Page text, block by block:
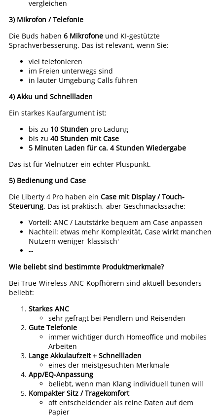
vergleichen
3) Mikrofon / Telefonie
Die Buds haben 6 Mikrofone und KI-gestützte
Sprachverbesserung. Das ist relevant, wenn Sie:
viel telefonieren
im Freien unterwegs sind
in lauter Umgebung Calls führen
4) Akku und Schnellladen
Ein starkes Kaufargument ist:
bis zu 10 Stunden pro Ladung
bis zu 40 Stunden mit Case
5 Minuten Laden für ca. 4 Stunden Wiedergabe
Das ist für Vielnutzer ein echter Pluspunkt.
5) Bedienung und Case
Die Liberty 4 Pro haben ein Case mit Display / Touch-
Steuerung. Das ist praktisch, aber Geschmackssache:
Vorteil: ANC / Lautstärke bequem am Case anpassen
Nachteil: etwas mehr Komplexität, Case wirkt manchen
Nutzern weniger 'klassisch'
--
Wie beliebt sind bestimmte Produktmerkmale?
Bei True-Wireless-ANC-Kopfhörern sind aktuell besonders
beliebt:
Starkes ANC
sehr gefragt bei Pendlern und Reisenden
Gute Telefonie
immer wichtiger durch Homeoffice und mobiles
Arbeiten
Lange Akkulaufzeit + Schnellladen
eines der meistgesuchten Merkmale
App/EQ-Anpassung
beliebt, wenn man Klang individuell tunen will
Kompakter Sitz / Tragekomfort
oft entscheidender als reine Daten auf dem
Papier